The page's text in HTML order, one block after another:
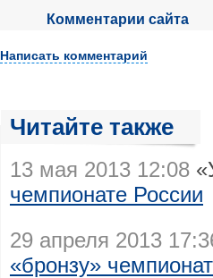
Комментарии сайта
Написать комментарий
Читайте также
13 мая 2013 12:08
чемпионате России
29 апреля 2013
«бронзу»